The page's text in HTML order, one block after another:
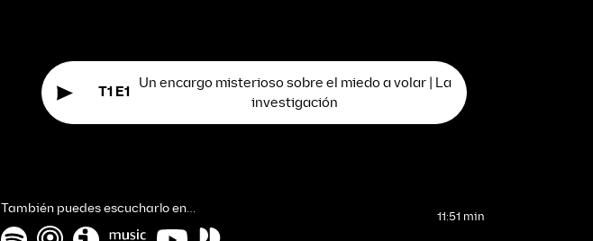
T1 E1
Un encargo misterioso sobre el miedo a volar | La
investigación
También puedes escucharlo en…
11:51 min